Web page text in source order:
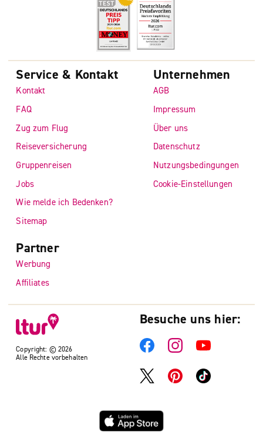
Copyright: © 2026
Alle Rechte vorbehalten
Service & Kontakt
Kontakt
FAQ
Zug zum Flug
Reiseversicherung
Gruppenreisen
Jobs
Wie melde ich Bedenken?
Sitemap
Unternehmen
AGB
Impressum
Über uns
Datenschutz
Nutzungsbedingungen
Cookie-Einstellungen
Partner
Werbung
Affiliates
Besuche uns hier: